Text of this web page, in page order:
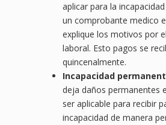
aplicar para la
un comprobante medico
explique los motivos por
laboral. Esto pagos se
quincenalmente.
Incapacidad
deja daños permanentes
ser aplicable para recibir
incapacidad de manera